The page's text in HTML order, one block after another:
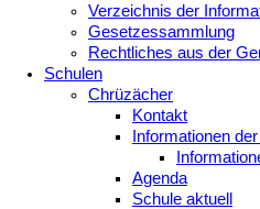
Verzeichnis der
Gesetzessammlung
Rechtliches aus der
Schulen
Chrüzächer
Kontakt
Informationen
Agenda
Schule aktuell